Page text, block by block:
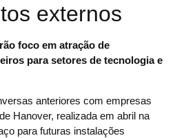
externos
foco em atração de
para setores de tecnologia e
anteriores com empresas
Hanover, realizada em abril na
para futuras instalações